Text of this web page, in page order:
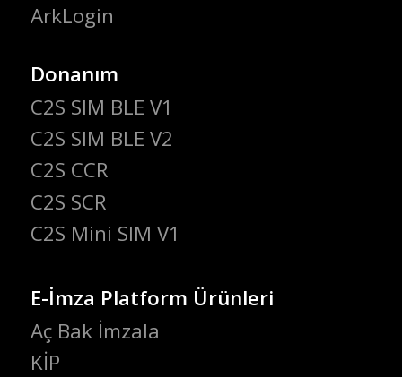
ArkLogin
Donanım
C2S SIM BLE V1
C2S SIM BLE V2
C2S CCR
C2S SCR
C2S Mini SIM V1
E-İmza Platform Ürünleri
Aç Bak İmzala
KİP